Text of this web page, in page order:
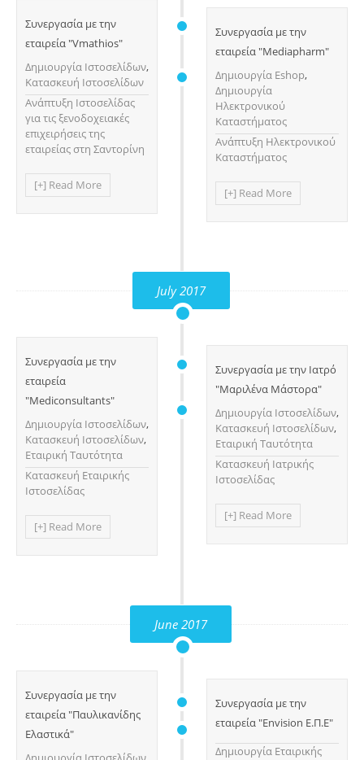
Συνεργασία με την
εταιρεία "Vmathios"
Δημιουργία Ιστοσελίδων,
Κατασκευή Ιστοσελίδων
Ανάπτυξη Ιστοσελίδας
για τις ξενοδοχειακές
επιχειρήσεις της
εταιρείας στη Σαντορίνη
[+] Read More
Συνεργασία με την
εταιρεία "Mediapharm"
Δημιουργία Eshop,
Δημιουργία
Ηλεκτρονικού
Καταστήματος
Ανάπτυξη Ηλεκτρονικού
Καταστήματος
[+] Read More
July 2017
Συνεργασία με την
εταιρεία
"Mediconsultants"
Δημιουργία Ιστοσελίδων,
Κατασκευή Ιστοσελίδων,
Εταιρική Ταυτότητα
Κατασκευή Εταιρικής
Ιστοσελίδας
[+] Read More
Συνεργασία με την Ιατρό
"Μαριλένα Μάστορα"
Δημιουργία Ιστοσελίδων,
Κατασκευή Ιστοσελίδων,
Εταιρική Ταυτότητα
Κατασκευή Ιατρικής
Ιστοσελίδας
[+] Read More
June 2017
Συνεργασία με την
εταιρεία "Παυλικανίδης
Ελαστικά"
Συνεργασία με την
εταιρεία "Envision Ε.Π.Ε"
Δημιουργία Eταιρικής